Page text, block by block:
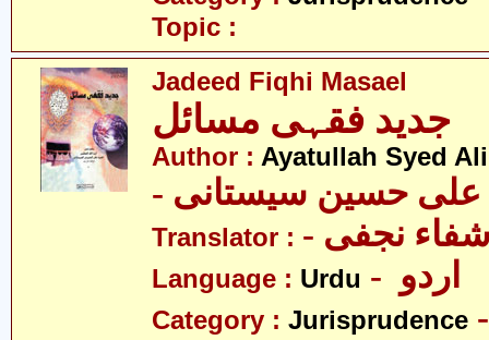
Topic :
Jadeed Fiqhi Masael
جدید فقہی مسائل
Author : Ayatullah Syed
علی حسین سیستانی
Translator :
Language : Urdu
Category : Jurisprudence